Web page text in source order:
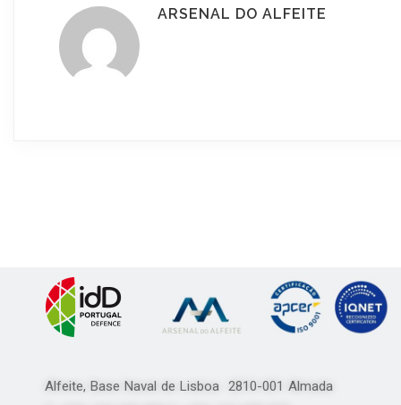
ARSENAL DO ALFEITE
Alfeite, Base Naval de Lisboa 2810-001 Almada